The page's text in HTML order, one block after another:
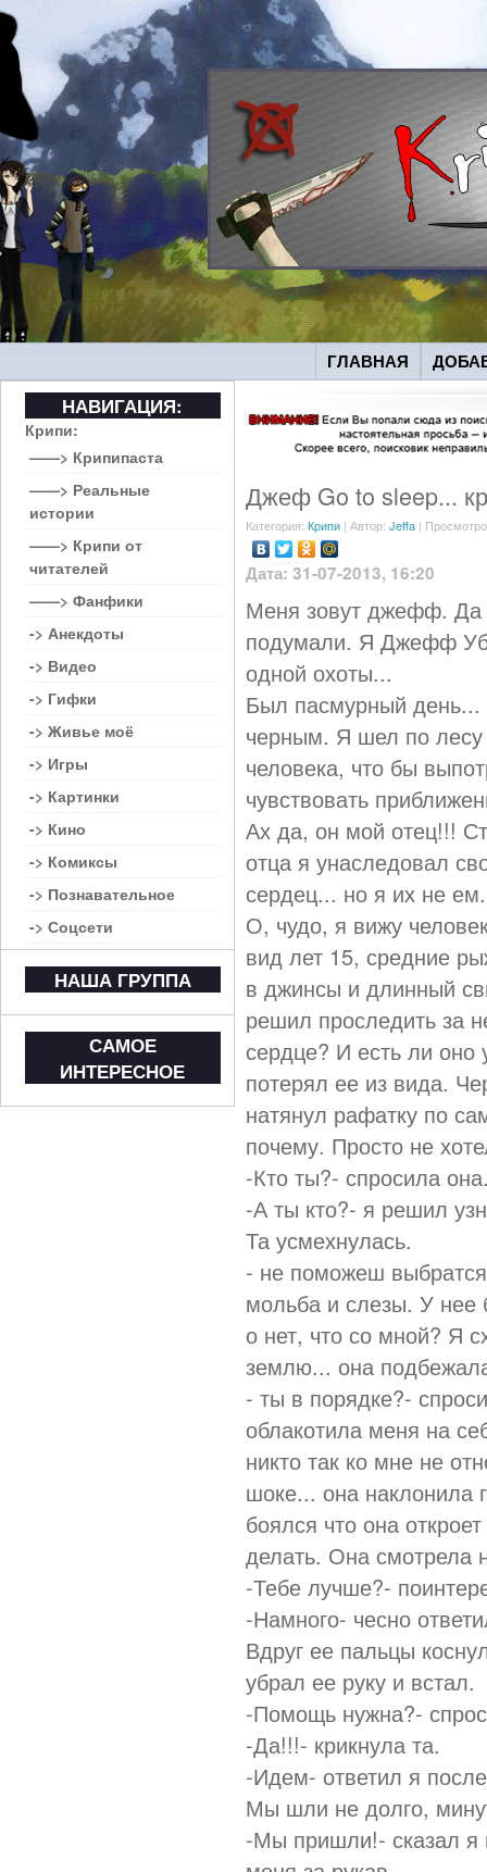
ГЛАВНАЯ
Джеф Go to sleep...
Категория: Крипи | Автор: Jeffa |
Дата: 31-07-2013, 16:20
Меня зовут джефф.
подумали. Я Джефф
одной охоты...
Был пасмурный
черным. Я шел по лесу
человека, что бы
чувствовать
Ах да, он мой отец!!!
отца я унаследовал
сердец... но я их не
О, чудо, я вижу
вид лет 15, средние
в джинсы и длинный
решил проследить за
сердце? И есть ли
потерял ее из вида.
натянул рафатку по
почему. Просто не
-Кто ты?- спросила
-А ты кто?- я решил
Та усмехнулась.
- не поможеш
мольба и слезы. У нее
о нет, что со мной? Я
землю... она
- ты в порядке?-
облакотила меня на
никто так ко мне не
шоке... она наклонила
боялся что она
делать. Она смотрела
-Тебе лучше?-
-Намного- чесно
Вдруг ее пальцы
убрал ее руку и встал.
-Помощь нужна?-
-Да!!!- крикнула та.
-Идем- ответил я
Мы шли не долго,
-Мы пришли!- сказал я
НАВИГАЦИЯ:
Крипи:
——> Крипипаста
——> Реальные
истории
——> Крипи от
читателей
——> Фанфики
-> Анекдоты
-> Видео
-> Гифки
-> Живье моё
-> Игры
-> Картинки
-> Кино
-> Комиксы
-> Познавательное
-> Соцсети
НАША ГРУППА
САМОЕ
ИНТЕРЕСНОЕ